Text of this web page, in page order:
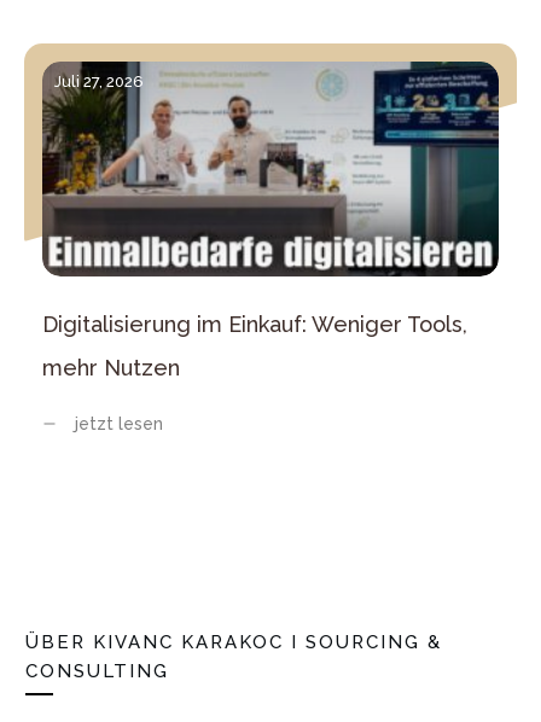
Juli 27, 2026
Digitalisierung im Einkauf: Weniger Tools,
mehr Nutzen
jetzt lesen
ÜBER KIVANC KARAKOC I SOURCING &
CONSULTING